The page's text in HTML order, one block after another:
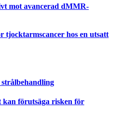
mot avancerad dMMR-
tjocktarmscancer hos en utsatt
förutsäga risken för